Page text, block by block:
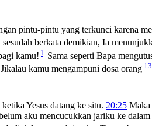
pintu-pintu yang terkunci karena
sesudah berkata demikian, Ia
kamu! l Sama seperti Bapa
Jikalau kamu mengampuni dosa orang 13
Yesus datang ke situ. 20:25 Maka
aku mencucukkan jariku ke